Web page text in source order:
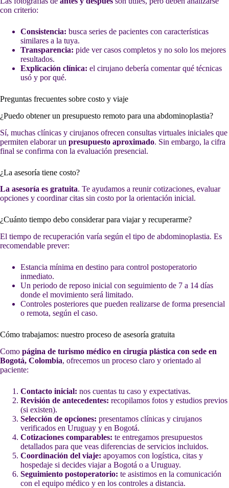
con criterio:
Consistencia: busca series de pacientes con características
similares a la tuya.
Transparencia: pide ver casos completos y no solo los mejores
resultados.
Explicación clínica: el cirujano debería comentar qué técnicas
usó y por qué.
Preguntas frecuentes sobre costo y viaje
¿Puedo obtener un presupuesto remoto para una abdominoplastia?
Sí, muchas clínicas y cirujanos ofrecen consultas virtuales iniciales que
permiten elaborar un presupuesto aproximado. Sin embargo, la cifra
final se confirma con la evaluación presencial.
¿La asesoría tiene costo?
La asesoría es gratuita. Te ayudamos a reunir cotizaciones, evaluar
opciones y coordinar citas sin costo por la orientación inicial.
¿Cuánto tiempo debo considerar para viajar y recuperarme?
El tiempo de recuperación varía según el tipo de abdominoplastia. Es
recomendable prever:
Estancia mínima en destino para control postoperatorio
inmediato.
Un periodo de reposo inicial con seguimiento de 7 a 14 días
donde el movimiento será limitado.
Controles posteriores que pueden realizarse de forma presencial
o remota, según el caso.
Cómo trabajamos: nuestro proceso de asesoría gratuita
Como página de turismo médico en cirugía plástica con sede en
Bogotá, Colombia, ofrecemos un proceso claro y orientado al
paciente:
Contacto inicial: nos cuentas tu caso y expectativas.
Revisión de antecedentes: recopilamos fotos y estudios previos
(si existen).
Selección de opciones: presentamos clínicas y cirujanos
verificados en Uruguay y en Bogotá.
Cotizaciones comparables: te entregamos presupuestos
detallados para que veas diferencias de servicios incluidos.
Coordinación del viaje: apoyamos con logística, citas y
hospedaje si decides viajar a Bogotá o a Uruguay.
Seguimiento postoperatorio: te asistimos en la comunicación
con el equipo médico y en los controles a distancia.